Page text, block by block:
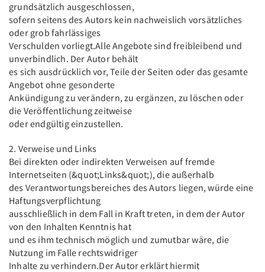
grundsätzlich ausgeschlossen,
sofern seitens des Autors kein nachweislich vorsätzliches
oder grob fahrlässiges
Verschulden vorliegt.Alle Angebote sind freibleibend und
unverbindlich. Der Autor behält
es sich ausdrücklich vor, Teile der Seiten oder das gesamte
Angebot ohne gesonderte
Ankündigung zu verändern, zu ergänzen, zu löschen oder
die Veröffentlichung zeitweise
oder endgültig einzustellen.
2. Verweise und Links
Bei direkten oder indirekten Verweisen auf fremde
Internetseiten (&quot;Links&quot;), die außerhalb
des Verantwortungsbereiches des Autors liegen, würde eine
Haftungsverpflichtung
ausschließlich in dem Fall in Kraft treten, in dem der Autor
von den Inhalten Kenntnis hat
und es ihm technisch möglich und zumutbar wäre, die
Nutzung im Falle rechtswidriger
Inhalte zu verhindern.Der Autor erklärt hiermit